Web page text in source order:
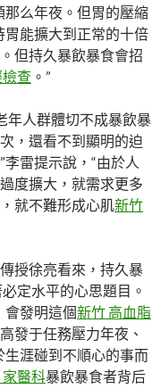
那么年夜。但胃的壓縮
能擴大到正常的十倍
但持久暴飲暴食會招
查 。”
年人群體切不成暴飲暴
，還看不到顯明的迫
雷提示說，“由於人
度擴大，就需求更多
就不難形成心肌新竹
授徐亮看來，持久暴
定水平的心思題目。
會發明這個新竹 高血脂
發于任務壓力年夜、
生涯碰到不順心的事而
家醫科暴飲暴食者背后